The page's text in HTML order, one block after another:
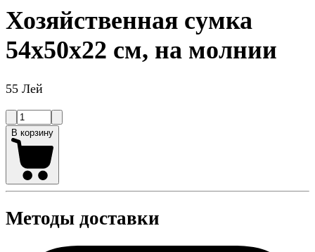
Хозяйственная сумка
54x50x22 см, на молнии
55 Лей
В корзину
Методы доставки